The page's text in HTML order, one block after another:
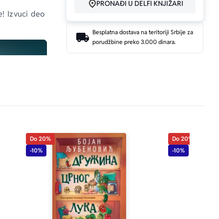
Izvuci deo
PRONAĐI U DELFI KNJIŽARI
Besplatna dostava na teritoriji Srbije za
porudžbine preko 3.000 dinara.
Do 20%
-10%
Do 20%
-10%